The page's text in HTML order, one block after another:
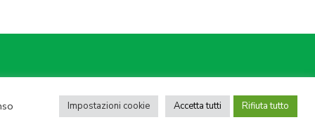
Impostazioni cookie Accetta tutti Rifiuta tutto